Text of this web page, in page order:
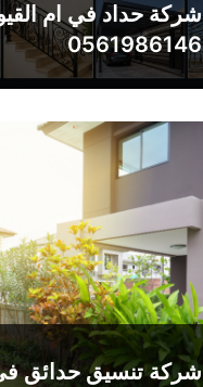
شركة حداد في ام
0561986146
شركة تنسيق حدائق